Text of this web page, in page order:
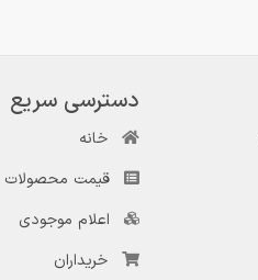
دسترسی سریع
خانه
قیمت محصولات
اعلام موجودی
خریداران